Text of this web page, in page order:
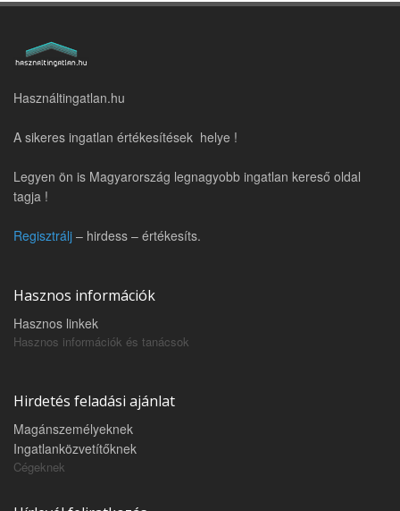
Használtingatlan.hu
A sikeres ingatlan értékesítések helye !
Legyen ön is Magyarország legnagyobb ingatlan kereső oldal
tagja !
Regisztrálj – hirdess – értékesíts.
Hasznos információk
Hasznos linkek
Hasznos információk és tanácsok
Hirdetés feladási ajánlat
Magánszemélyeknek
Ingatlanközvetítőknek
Cégeknek